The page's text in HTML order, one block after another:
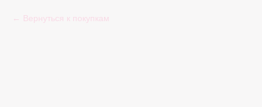
Вернуться к покупкам